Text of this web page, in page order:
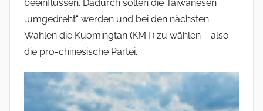
beeinflussen. Dadurch sollen die Taiwanesen
„umgedreht“ werden und bei den nächsten
Wahlen die Kuomingtan (KMT) zu wählen – also
die pro-chinesische Partei.